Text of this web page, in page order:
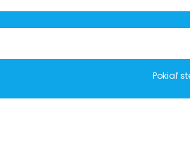
Pokiaľ